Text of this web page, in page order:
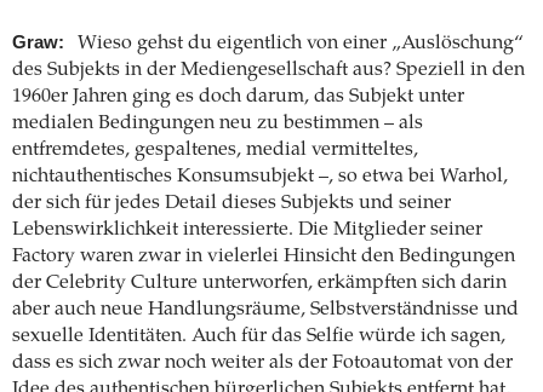
Graw:
Wieso gehst du eigentlich von einer „Auslöschung“
des Subjekts in der Mediengesellschaft aus? Speziell in den
1960er Jahren ging es doch darum, das Subjekt unter
medialen Bedingungen neu zu bestimmen – als
entfremdetes, gespaltenes, medial vermitteltes,
nichtauthentisches Konsumsubjekt –, so etwa bei Warhol,
der sich für jedes Detail dieses Subjekts und seiner
Lebenswirklichkeit interessierte. Die Mitglieder seiner
Factory waren zwar in vielerlei Hinsicht den Bedingungen
der Celebrity Culture unterworfen, erkämpften sich darin
aber auch neue Handlungsräume, Selbstverständnisse und
sexuelle Identitäten. Auch für das Selfie würde ich sagen,
dass es sich zwar noch weiter als der Fotoautomat von der